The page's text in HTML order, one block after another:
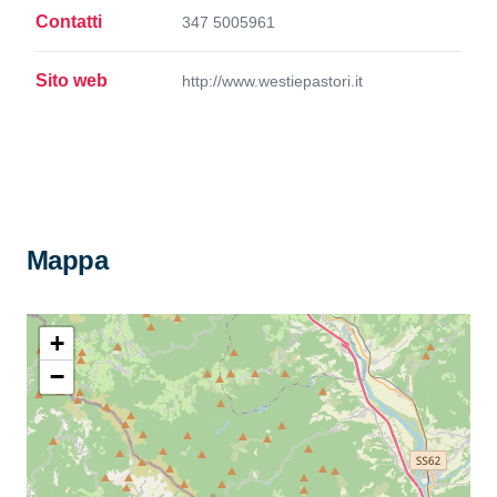
Contatti 347 5005961
Sito web http://www.westiepastori.it
Mappa
+
−